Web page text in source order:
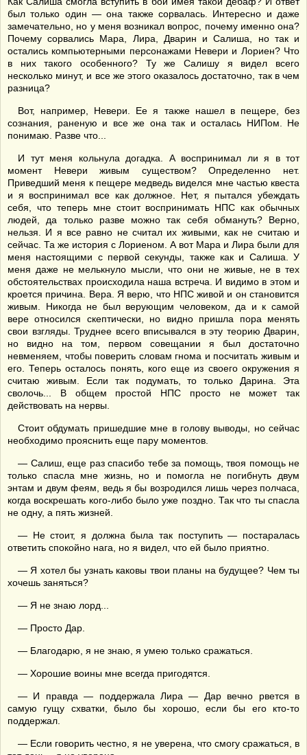
был только один — она также сорвалась. Интересно и даже
замечательно, но у меня возникал вопрос, почему именно она?
Почему сорвались Мара, Лира, Дварин и Салиша, но так и
остались компьютерными персонажами Невери и Лориен? Что
в них такого особенного? Ту же Салишу я видел всего
несколько минут, и все же этого оказалось достаточно, так в чем
разница?
Вот, например, Невери. Ее я также нашел в пещере, без
сознания, раненую и все же она так и осталась НИПом. Не
понимаю. Разве что...
И тут меня кольнула догадка. А воспринимал ли я в тот
момент Невери живым существом? Определенно нет.
Приведший меня к пещере медведь виделся мне частью квеста
и я воспринимал все как должное. Нет, я пытался убеждать
себя, что теперь мне стоит воспринимать НПС как обычных
людей, да только разве можно так себя обмануть? Верно,
нельзя. И я все равно не считал их живыми, как не считаю и
сейчас. Та же история с Лориеном. А вот Мара и Лира были для
меня настоящими с первой секунды, также как и Салиша. У
меня даже не мелькнуло мысли, что они не живые, не в тех
обстоятельствах происходила наша встреча. И видимо в этом и
кроется причина. Вера. Я верю, что НПС живой и он становится
живым. Никогда не был верующим человеком, да и к самой
вере относился скептически, но видно пришла пора менять
свои взгляды. Труднее всего вписывался в эту теорию Дварин,
но видно на том, первом совещании я был достаточно
невменяем, чтобы поверить словам гнома и посчитать живым и
его. Теперь осталось понять, кого еще из своего окружения я
считаю живым. Если так подумать, то только Дарина. Эта
сволочь... В общем простой НПС просто не может так
действовать на нервы.
Стоит обдумать пришедшие мне в голову выводы, но сейчас
необходимо прояснить еще пару моментов.
— Салиш, еще раз спасибо тебе за помощь, твоя помощь не
только спасла мне жизнь, но и помогла не погибнуть двум
энтам и двум феям, ведь я бы возродился лишь через полчаса,
когда воскрешать кого-либо было уже поздно. Так что ты спасла
не одну, а пять жизней.
— Не стоит, я должна была так поступить — постаралась
ответить спокойно нага, но я видел, что ей было приятно.
— Я хотел бы узнать каковы твои планы на будущее? Чем ты
хочешь заняться?
— Я не знаю лорд...
— Просто Дар.
— Благодарю, я не знаю, я умею только сражаться.
— Хорошие воины мне всегда пригодятся.
— И правда — поддержала Лира — Дар вечно рвется в
самую гущу схватки, было бы хорошо, если бы его кто-то
поддержал.
— Если говорить честно, я не уверена, что смогу сражаться, в